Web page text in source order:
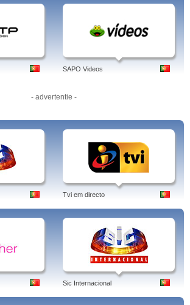
competições que a SPORT TV transmite, em
1 online, veetle, sportv programação, hd, sportv,
gratis, directo, programacao, tv1 online, stream, hd, 2.
SAPO Videos
- advertentie -
Tvi em directo
Sic Internacional